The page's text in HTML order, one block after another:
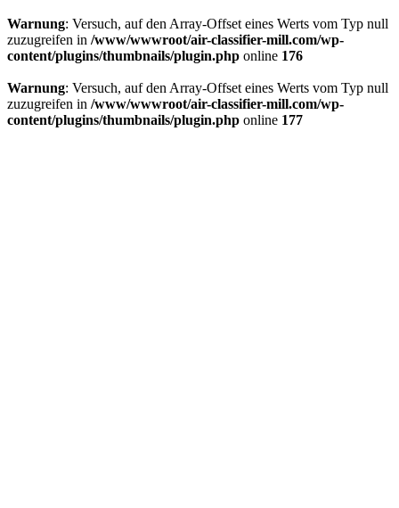
Warnung: Versuch, auf den Array-Offset eines Werts vom Typ null
zuzugreifen in /www/wwwroot/air-classifier-mill.com/wp-
content/plugins/thumbnails/plugin.php online 176
Warnung: Versuch, auf den Array-Offset eines Werts vom Typ null
zuzugreifen in /www/wwwroot/air-classifier-mill.com/wp-
content/plugins/thumbnails/plugin.php online 177